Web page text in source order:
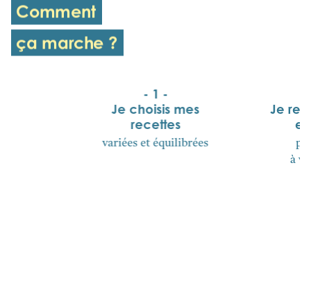
Comment
ça marche ?
- 1 -
Je choisis mes
recettes
variées et équilibrées
Je
et
à